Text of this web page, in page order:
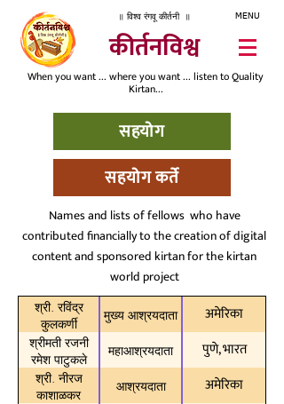
॥ विश्व रंगवू कीर्तनी ॥
कीर्तनविश्व
MENU
When you want ... where you want ... listen to Quality
Kirtan...
सहयोग
सहयोग कर्ते
Names and lists of fellows who have
contributed financially to the creation of digital
content and sponsored kirtan for the kirtan
world project
श्री. रविंद्र
कुलकर्णी
मुख्य आश्रयदाता अमेरिका
श्रीमती रजनी
रमेश पाटुकले
महाआश्रयदाता पुणे, भारत
श्री. नीरज
काशाळकर
आश्रयदाता अमेरिका